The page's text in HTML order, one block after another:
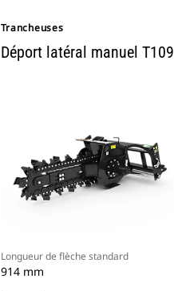
Trancheuses
Déport latéral manuel T109
Longueur de flèche standard
914 mm